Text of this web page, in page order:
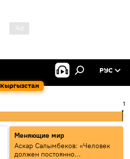
Кыргызстан
РУС
Меняющие мир
Аскар Салымбеков: «Человек
должен постоянно